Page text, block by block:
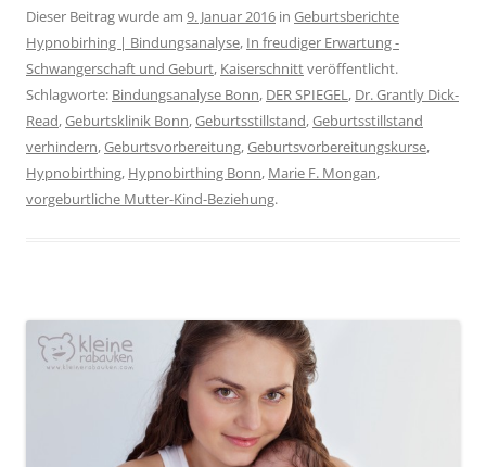
Dieser Beitrag wurde am 9. Januar 2016 in Geburtsberichte
Hypnobirhing | Bindungsanalyse, In freudiger Erwartung -
Schwangerschaft und Geburt, Kaiserschnittveröffentlicht.
Schlagworte: Bindungsanalyse Bonn, DER SPIEGEL, Dr. Grantly Dick-
Read,Geburtsklinik Bonn,Geburtsstillstand,Geburtsstillstand
verhindern,Geburtsvorbereitung,Geburtsvorbereitungskurse,
Hypnobirthing, Hypnobirthing Bonn, Marie F. Mongan,
vorgeburtliche Mutter-Kind-Beziehung.